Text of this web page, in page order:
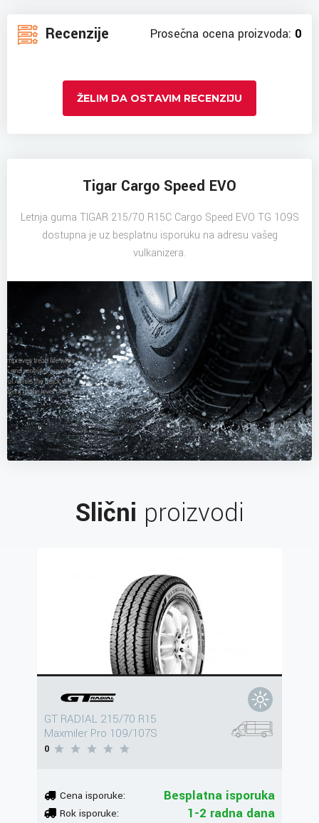
Recenzije Prosečna ocena proizvoda: 0
ŽELIM DA OSTAVIM RECENZIJU
Tigar Cargo Speed EVO
Letnja guma TIGAR 215/70 R15C Cargo Speed EVO TG 109S
dostupna je uz besplatnu isporuku na adresu vašeg
vulkanizera.
Slični proizvodi
GT RADIAL 215/70 R15
Maxmiler Pro 109/107S
0
Cena isporuke: Besplatna isporuka
Rok isporuke: 1-2 radna dana